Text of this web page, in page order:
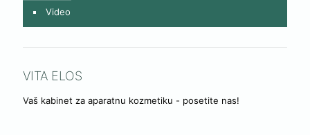
Video
VITA ELOS
Vaš kabinet za aparatnu kozmetiku - posetite nas!